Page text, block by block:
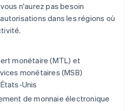
n'aurez pas besoin
dans les régions où
monétaire (MTL) et
monétaires (MSB)
Unis
de monnaie électronique